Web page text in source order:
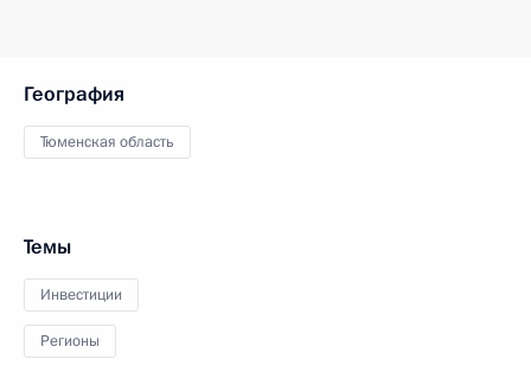
География
Тюменская область
Темы
Инвестиции
Регионы